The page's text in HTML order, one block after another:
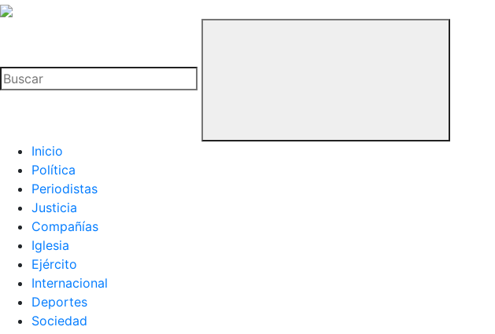
La
Buitre
Inicio
Política
Periodistas
Justicia
Compañías
Iglesia
Ejército
Internacional
Deportes
Sociedad